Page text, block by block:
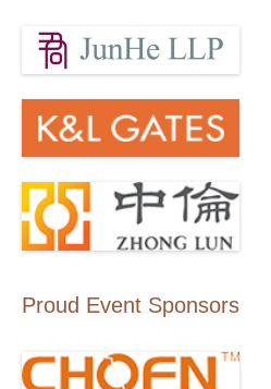
Proud Event Sponsors